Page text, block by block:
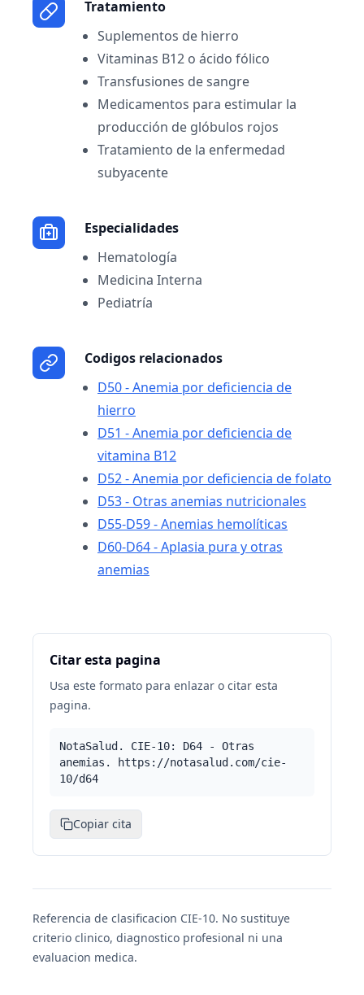
Tratamiento
Suplementos de hierro
Vitaminas B12 o ácido fólico
Transfusiones de sangre
Medicamentos para estimular la
producción de glóbulos rojos
Tratamiento de la enfermedad
subyacente
Especialidades
Hematología
Medicina Interna
Pediatría
Codigos relacionados
D50 - Anemia por deficiencia de
hierro
D51 - Anemia por deficiencia de
vitamina B12
D52 - Anemia por deficiencia de folato
D53 - Otras anemias nutricionales
D55-D59 - Anemias hemolíticas
D60-D64 - Aplasia pura y otras
anemias
Citar esta pagina
Usa este formato para enlazar o citar esta
pagina.
NotaSalud. CIE-10: D64 - Otras
anemias. https://notasalud.com/cie-
10/d64
Copiar cita
Referencia de clasificacion CIE-10. No sustituye
criterio clinico, diagnostico profesional ni una
evaluacion medica.